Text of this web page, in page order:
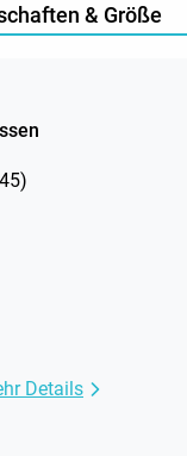
& Größe
)
Details